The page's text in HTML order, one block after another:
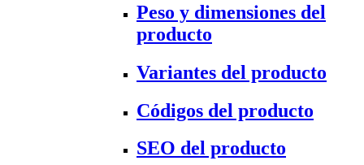
Peso y dimensiones del
producto
Variantes del producto
Códigos del producto
SEO del producto